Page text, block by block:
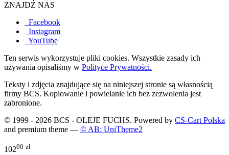
ZNAJDŹ NAS
Facebook
Instagram
YouTube
Ten serwis wykorzystuje pliki cookies. Wszystkie zasady ich
używania opisaliśmy w Polityce Prywatności.
Teksty i zdjęcia znajdujące się na niniejszej stronie są własnością
firmy BCS. Kopiowanie i powielanie ich bez zezwolenia jest
zabronione.
© 1999 - 2026 BCS - OLEJE FUCHS. Powered by CS-Cart Polska
and premium theme — © AB: UniTheme2
10200 zł